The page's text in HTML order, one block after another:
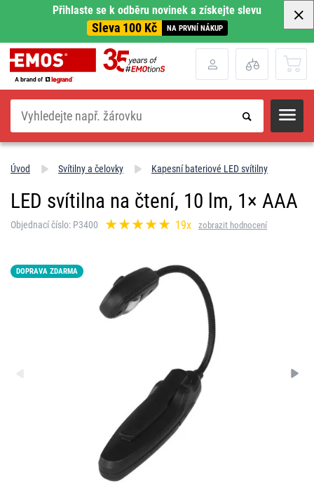
Přihlaste se k odběru novinek a získejte slevu
Sleva 100 Kč NA PRVNÍ NÁKUP
Hledat
Úvod Svítilny a čelovky Kapesní bateriové LED svítilny
LED svítilna na čtení, 10 lm, 1× AAA
Objednací číslo: P3400 19x zobrazit hodnocení
DOPRAVA ZDARMA